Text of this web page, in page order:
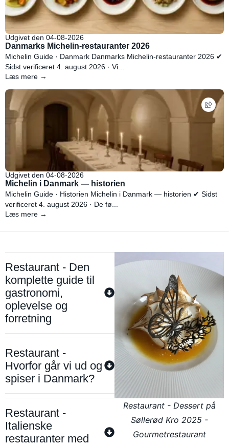
Udgivet den 04-08-2026
Danmarks Michelin-restauranter 2026
Michelin Guide · Danmark Danmarks Michelin-restauranter 2026 ✔
Sidst verificeret 4. august 2026 · Vi...
Læs mere →
Udgivet den 04-08-2026
Michelin i Danmark — historien
Michelin Guide · Historien Michelin i Danmark — historien ✔ Sidst
verificeret 4. august 2026 · De fø...
Læs mere →
Restaurant - Den
komplette guide til
gastronomi,
oplevelse og
forretning
Restaurant -
Hvorfor går vi ud og
spiser i Danmark?
Restaurant -
Italienske
restauranter med
Restaurant - Dessert på
Søllerød Kro 2025 -
Gourmetrestaurant